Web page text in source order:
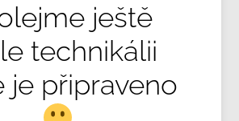
ještě
technikálii
je připraveno